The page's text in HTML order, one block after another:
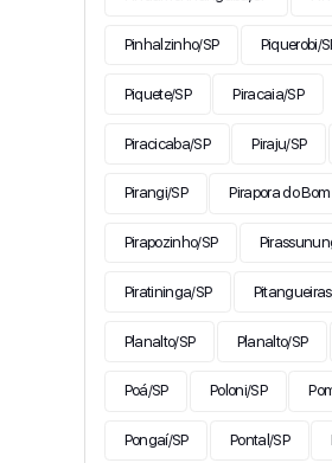
Pinhalzinho/SP Piquerobi/
Piquete/SP Piracaia/SP
Piracicaba/SP Piraju/SP
Pirangi/SP Pirapora do
Pirapozinho/SP
Piratininga/SP
Planalto/SP Planalto/SP
Poá/SP Poloni/SP
Pongaí/SP Pontal/SP